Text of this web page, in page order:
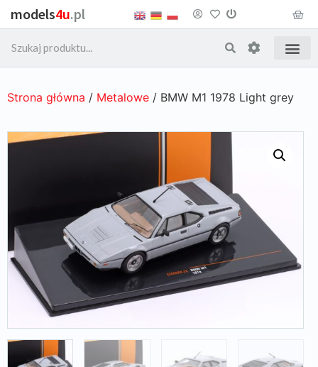
models4u.pl
Strona główna / Metalowe / BMW M1 1978 Light grey